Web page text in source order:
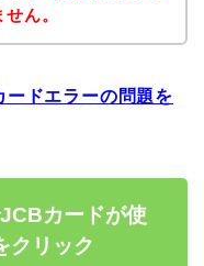
ん。
ドエラーの問題を
カードが使
クリック